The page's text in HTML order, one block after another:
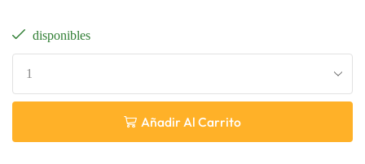
disponibles
Añadir Al Carrito